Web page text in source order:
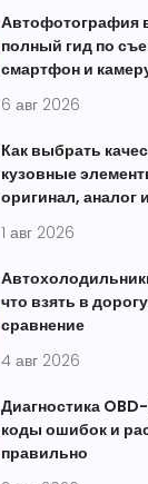
Автофотография
полный гид по
смартфон и
6 авг 2026
Как выбрать
кузовные
оригинал, аналог
1 авг 2026
что взять в
сравнение
4 авг 2026
Диагностика
коды ошибок и
правильно